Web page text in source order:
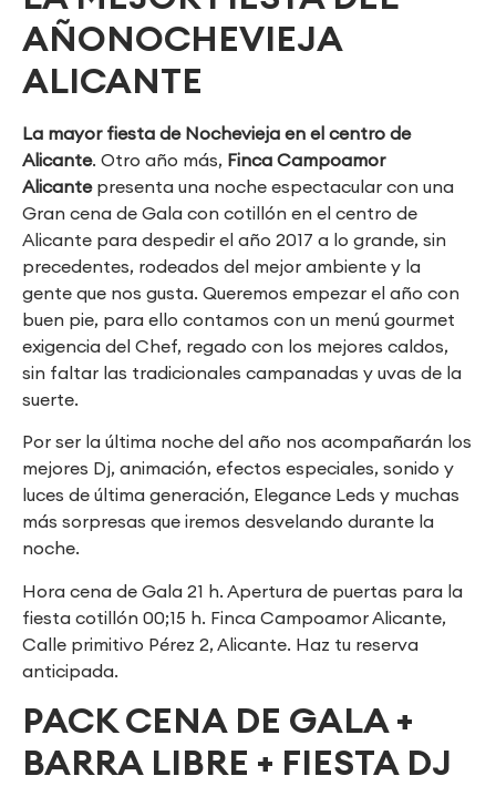
AÑONOCHEVIEJA
ALICANTE
La mayor fiesta de Nochevieja en el centro de
Alicante. Otro año más, Finca Campoamor
Alicantepresenta una noche espectacular con una
Gran cena de Gala con cotillón en el centro de
Alicante para despedir el año 2017 a lo grande, sin
precedentes, rodeados del mejor ambiente y la
gente que nos gusta. Queremos empezar el año con
buen pie, para ello contamos con un menú gourmet
exigencia del Chef, regado con los mejores caldos,
sin faltar las tradicionales campanadas y uvas de la
suerte.
Por ser la última noche del año nos acompañarán los
mejores Dj, animación, efectos especiales, sonido y
luces de última generación, Elegance Leds y muchas
más sorpresas que iremos desvelando durante la
noche.
Hora cena de Gala 21 h. Apertura de puertas para la
fiesta cotillón 00;15 h. Finca Campoamor Alicante,
Calle primitivo Pérez 2, Alicante. Haz tu reserva
anticipada.
PACK CENA DE GALA +
BARRA LIBRE + FIESTA DJ